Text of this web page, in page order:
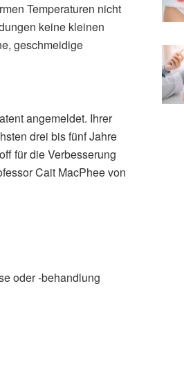
Temperaturen nicht
keine kleinen
geschmeidige
angemeldet. Ihrer
drei bis fünf Jahre
für die Verbesserung
Cait MacPhee von
oder -behandlung